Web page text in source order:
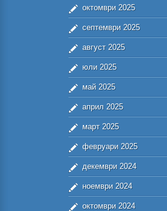
октомври 2025
септември 2025
август 2025
юли 2025
май 2025
април 2025
март 2025
февруари 2025
декември 2024
ноември 2024
октомври 2024